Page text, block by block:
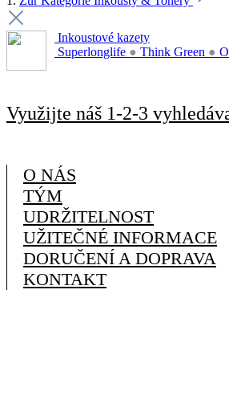
Inkoustové kazety
Superlonglife ● Think Green ●
Využijte náš 1-2-3
O NÁS
TÝM
UDRŽITELNOST
UŽITEČNÉ INFORMACE
DORUČENÍ A DOPRAVA
KONTAKT